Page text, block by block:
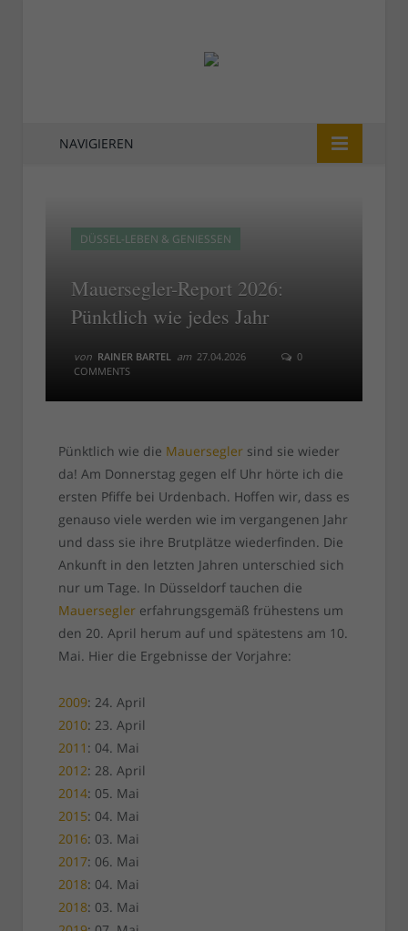
NAVIGIEREN
DÜSSEL-LEBEN & GENIESSEN
Mauersegler-Report 2026:
Pünktlich wie jedes Jahr
von RAINER BARTEL am 27.04.2026
0
COMMENTS
Pünktlich wie die Mauerseglersind sie wieder
da! Am Donnerstag gegen elf Uhr hörte ich die
ersten Pfiffe bei Urdenbach. Hoffen wir, dass es
genauso viele werden wie im vergangenen Jahr
und dass sie ihre Brutplätze wiederfinden. Die
Ankunft in den letzten Jahren unterschied sich
nur um Tage. In Düsseldorf tauchen die
Mauerseglererfahrungsgemäß frühestens um
den 20. April herum auf und spätestens am 10.
Mai. Hier die Ergebnisse der Vorjahre:
2009: 24. April
2010: 23. April
2011 : 04. Mai
2012: 28. April
2014: 05. Mai
2015: 04. Mai
2016: 03. Mai
2017: 06. Mai
2018: 04. Mai
2018: 03. Mai